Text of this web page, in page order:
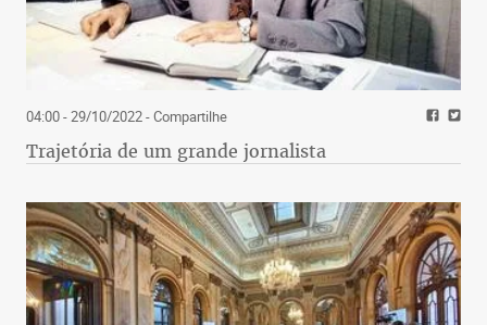
04:00 - 29/10/2022- Compartilhe
Trajetória de um grande jornalista